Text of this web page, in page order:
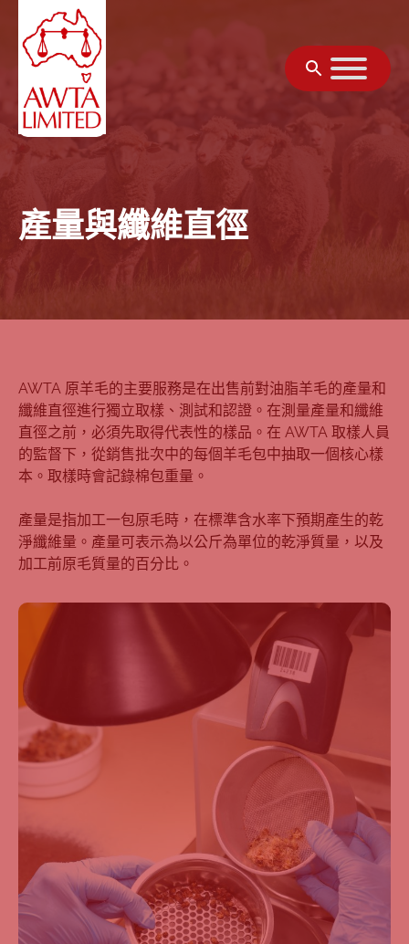
跳至內容
產量與纖維直徑
AWTA 原羊毛的主要服務是在出售前對油脂羊毛的產量和
纖維直徑進行獨立取樣、測試和認證。在測量產量和纖維
直徑之前，必須先取得代表性的樣品。在 AWTA 取樣人員
的監督下，從銷售批次中的每個羊毛包中抽取一個核心樣
本。取樣時會記錄棉包重量。
產量是指加工一包原毛時，在標準含水率下預期產生的乾
淨纖維量。產量可表示為以公斤為單位的乾淨質量，以及
加工前原毛質量的百分比。